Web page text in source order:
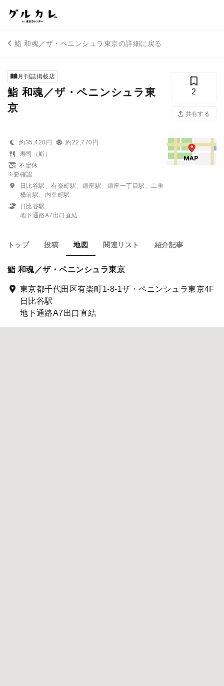
鮨 和魂／ザ・ペニンシュラ東京の詳細に戻る
月刊誌掲載店
鮨 和魂／ザ・ペニンシュラ東
京
2
共有する
約35,420円
約22,770円
寿司（鮨）
不定休
※要確認
日比谷駅、有楽町駅、銀座駅、銀座一丁目駅、二重
橋前駅、内幸町駅
日比谷駅
地下通路A7出口直結
トップ 投稿 地図 関連リスト 紹介記事
鮨 和魂／ザ・ペニンシュラ東京
東京都千代田区有楽町1-8-1ザ・ペニンシュラ東京4F
日比谷駅
地下通路A7出口直結